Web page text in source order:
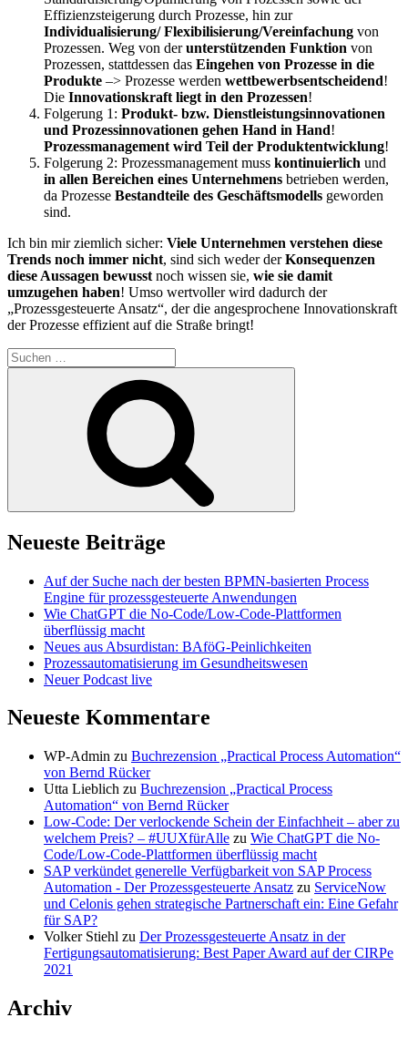
Effizienzsteigerung durch Prozesse, hin zur
Individualisierung/ Flexibilisierung/Vereinfachung von
Prozessen. Weg von derunterstützenden Funktion von
Prozessen, stattdessen das Eingehen von Prozesse in die
Produkte –> Prozesse werden wettbewerbsentscheidend!
Die Innovationskraft liegt in den Prozessen!
Folgerung 1: Produkt- bzw. Dienstleistungsinnovationen
und Prozessinnovationen gehen Hand in Hand!
Prozessmanagement wird Teil der Produktentwicklung!
Folgerung 2: Prozessmanagement muss kontinuierlich und
in allen Bereichen eines Unternehmens betrieben werden,
da Prozesse Bestandteile des Geschäftsmodells geworden
sind.
Ich bin mir ziemlich sicher: Viele Unternehmen verstehen diese
Trends noch immer nicht, sind sich weder derKonsequenzen
diese Aussagen bewusst noch wissen sie, wie sie damit
umzugehen haben! Umso wertvoller wird dadurch der
„Prozessgesteuerte Ansatz“, der die angesprochene Innovationskraft
der Prozesse effizient auf die Straße bringt!
Suchen
nach:
Neueste Beiträge
Auf der Suche nach der besten BPMN-basierten Process
Engine für prozessgesteuerte Anwendungen
Wie ChatGPT die No-Code/Low-Code-Plattformen
überflüssig macht
Neues aus Absurdistan: BAföG-Peinlichkeiten
Prozessautomatisierung im Gesundheitswesen
Neuer Podcast live
Neueste Kommentare
WP-Admin zu Buchrezension „Practical Process Automation“
von Bernd Rücker
Utta Lieblich zu Buchrezension „Practical Process
Automation“ von Bernd Rücker
Low-Code: Der verlockende Schein der Einfachheit – aber zu
welchem Preis? – #UUXfürAlle zu Wie ChatGPT die No-
Code/Low-Code-Plattformen überflüssig macht
SAP verkündet generelle Verfügbarkeit von SAP Process
Automation - Der Prozessgesteuerte Ansatz zu ServiceNow
und Celonis gehen strategische Partnerschaft ein: Eine Gefahr
für SAP?
Volker Stiehl zu Der Prozessgesteuerte Ansatz in der
Fertigungsautomatisierung: Best Paper Award auf der CIRPe
2021
Archiv